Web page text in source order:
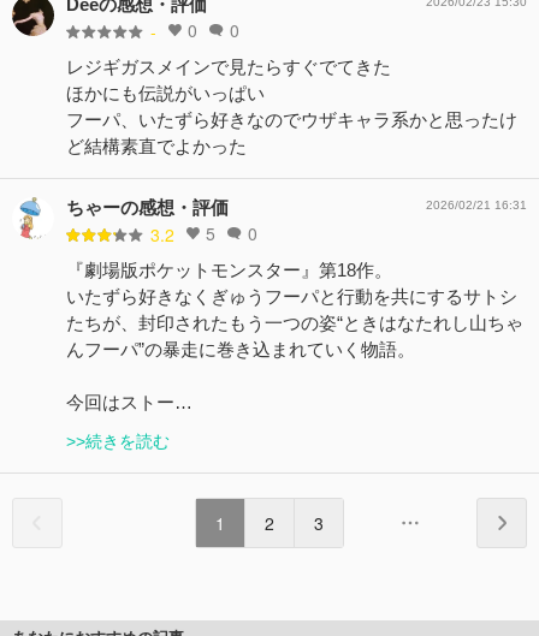
Deeの感想・評価
- 0 0
レジギガスメインで見たらすぐでてきた
ほかにも伝説がいっぱい
フーパ、いたずら好きなのでウザキャラ系かと思ったけ
ど結構素直でよかった
ちゃーの感想・評価
3.2 5 0
2026/02/21 16:31
『劇場版ポケットモンスター』第18作。
いたずら好きなくぎゅうフーパと行動を共にするサトシ
たちが、封印されたもう一つの姿“ときはなたれし山ちゃ
んフーパ”の暴走に巻き込まれていく物語。
今回はストー…
>>続きを読む
1 2 3